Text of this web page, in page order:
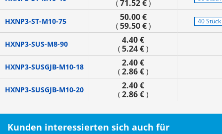
( 71.52 €)
HXNP3-ST-M10-75 50.00 €
( 59.50 €) 40 Stück
HXNP3-SUS-M8-90 4.40 €
( 5.24 € )
HXNP3-SUSGJB-M10-18 2.40 €
( 2.86 € )
HXNP3-SUSGJB-M10-20 2.40 €
( 2.86 € )
Kunden interessierten sich auch für